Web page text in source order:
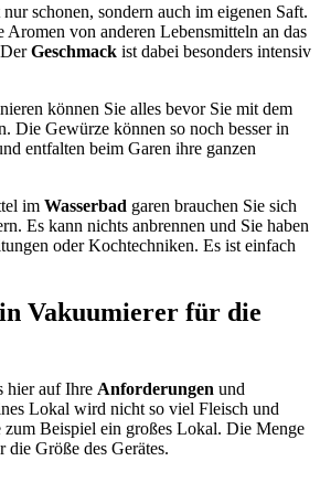
schonen, sondern auch im eigenen Saft.
Aromen von anderen Lebensmitteln an das
Geschmack ist dabei besonders intensiv
können Sie alles bevor Sie mit dem
Die Gewürze können so noch besser in
entfalten beim Garen ihre ganzen
im Wasserbad garen brauchen Sie sich
Es kann nichts anbrennen und Sie haben
oder Kochtechniken. Es ist einfach
Vakuumierer für die
hier auf Ihre Anforderungen und
Lokal wird nicht so viel Fleisch und
Beispiel ein großes Lokal. Die Menge
die Größe des Gerätes.